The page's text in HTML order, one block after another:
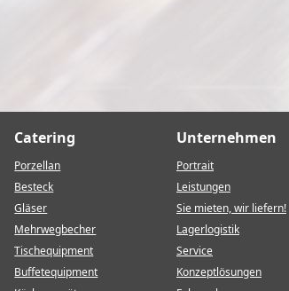
Catering
Porzellan
Besteck
Gläser
Mehrwegbecher
Tischequipment
Buffetequipment
Unternehmen
Portrait
Leistungen
Sie mieten, wir liefern!
Lagerlogistik
Service
Konzeptlösungen